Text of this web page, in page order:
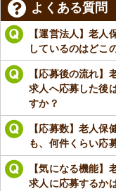
よくある質問
【運営法人】老人
しているのはどこ
【応募後の流れ】
求人へ応募した後
すか？
【応募数】老人保
も、何件くらい応
【気になる機能】
求人に応募するか